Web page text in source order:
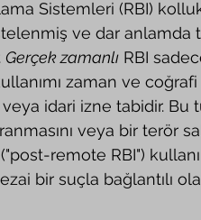
ve dar anlamda
Gerçek zamanlı RBI
zaman ve coğrafi
idari izne tabidir. Bu
veya bir terör
remote RBI")
bir suçla bağlantılı